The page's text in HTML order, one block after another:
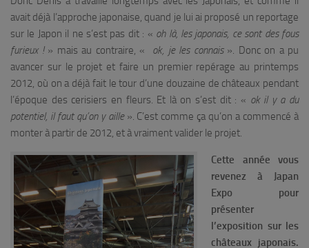
avait déjà l’approche japonaise, quand je lui ai proposé un reportage
sur le Japon il ne s’est pas dit : « oh là, les japonais, ce sont des fous
furieux !» mais au contraire, « ok, je les connais». Donc on a pu
avancer sur le projet et faire un premier repérage au printemps
2012, où on a déjà fait le tour d’une douzaine de châteaux pendant
l’époque des cerisiers en fleurs. Et là on s’est dit : « ok il y a du
potentiel, il faut qu’on y aille». C’est comme ça qu’on a commencé à
monter à partir de 2012, et à vraiment valider le projet.
Cette année vous
revenez à Japan
Expo pour
présenter
l’exposition sur les
châteaux japonais.